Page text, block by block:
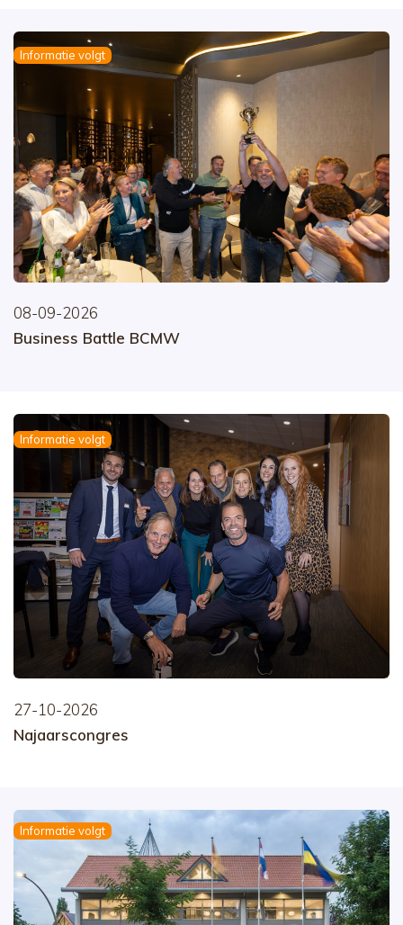
Informatie volgt
08-09-2026
Business Battle BCMW
Informatie volgt
27-10-2026
Najaarscongres
Informatie volgt